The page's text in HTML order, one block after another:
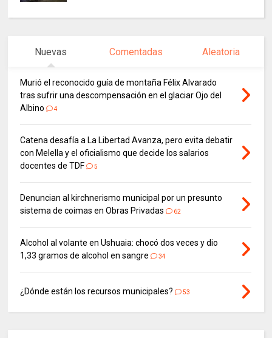
Nuevas Comentadas Aleatoria
Murió el reconocido guía de montaña Félix Alvarado
tras sufrir una descompensación en el glaciar Ojo del
Albino
4
Catena desafía a La Libertad Avanza, pero evita debatir
con Melella y el oficialismo que decide los salarios
docentes de TDF
5
Denuncian al kirchnerismo municipal por un presunto
sistema de coimas en Obras Privadas
62
Alcohol al volante en Ushuaia: chocó dos veces y dio
1,33 gramos de alcohol en sangre
34
¿Dónde están los recursos municipales? 53